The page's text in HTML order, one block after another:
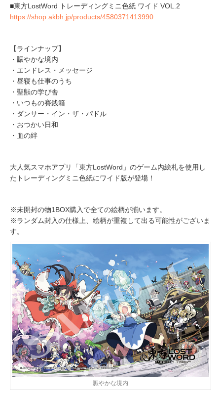
■東方LostWord トレーディングミニ色紙 ワイド VOL.2
https://shop.akbh.jp/products/4580371413990
【ラインナップ】
・賑やかな境内
・エンドレス・メッセージ
・昼寝も仕事のうち
・聖獣の学び舎
・いつもの賽銭箱
・ダンサー・イン・ザ・パドル
・おつかい日和
・血の絆
大人気スマホアプリ「東方LostWord」のゲーム内絵札を使用し
たトレーディングミニ色紙にワイド版が登場！
※未開封の物1BOX購入で全ての絵柄が揃います。
※ランダム封入の仕様上、絵柄が重複して出る可能性がございま
す。
賑やかな境内